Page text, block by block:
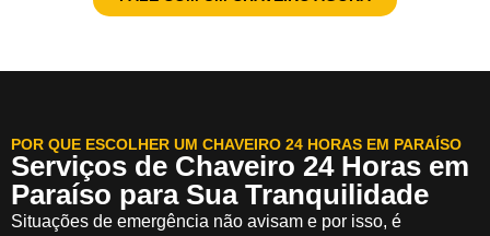
POR QUE ESCOLHER UM CHAVEIRO 24 HORAS EM PARAÍSO
Serviços de Chaveiro 24 Horas em
Paraíso para Sua Tranquilidade
Situações de emergência não avisam e por isso, é